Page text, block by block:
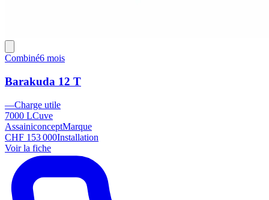
Combiné6 mois
Barakuda 12 T
—Charge utile
7000 LCuve
AssainiconceptMarque
CHF 153 000Installation
Voir la fiche